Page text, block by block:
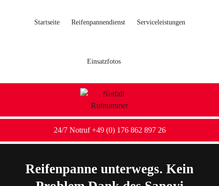
Startseite Reifenpannendienst Serviceleistungen
Einsatzfotos
24/7 Notruf +49 (0) 176 862 897 26
Reifenpanne unterwegs. Kein